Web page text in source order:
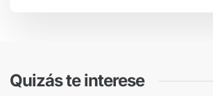
Quizás te interese